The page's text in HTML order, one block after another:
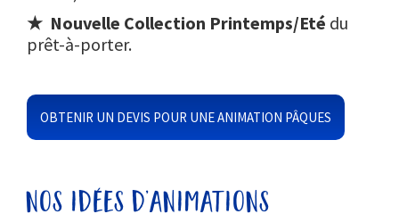
★ Nouvelle Collection Printemps/Eté du
prêt-à-porter.
OBTENIR UN DEVIS POUR UNE ANIMATION PÂQUES
nos idées d’animations